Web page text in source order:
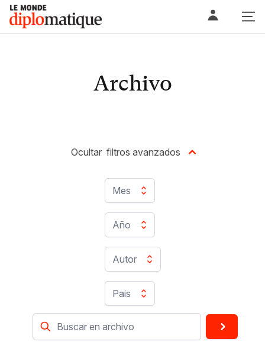
Skip
content
Le monde diplomatique
Archivo
Mes
Año
Autor
Pais
Ocultar filtros avanzados